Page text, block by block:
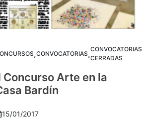
,CONVOCATORIAS,CONVOCATORIAS
CERRADAS
Concurso Arte en la
Bardín
15/01/2017